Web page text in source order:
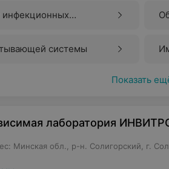
инфекционных
системы
Показать
лаборатория
Минская обл., р-н. Солигорский, г.